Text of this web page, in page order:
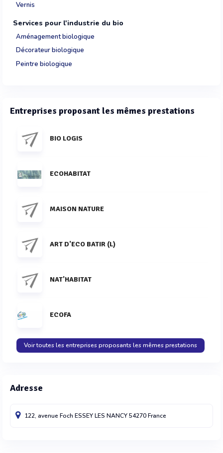
Vernis
Services pour l'industrie du bio
Aménagement biologique
Décorateur biologique
Peintre biologique
Entreprises proposant les mêmes prestations
BIO LOGIS
ECOHABITAT
MAISON NATURE
ART D'ECO BATIR (L)
NAT'HABITAT
ECOFA
Voir toutes les entreprises proposants les mêmes prestations
Adresse
122, avenue Foch ESSEY LES NANCY54270France